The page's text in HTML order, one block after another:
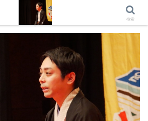
出演依頼 日記 プロフィール
検索